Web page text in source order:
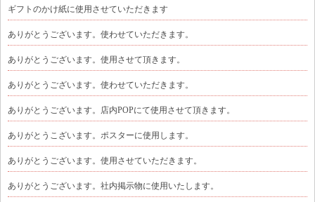
ギフトのかけ紙に使用させていただきます
ありがとうございます。使わせていただきます。
ありがとうございます。使用させて頂きます。
ありがとうございます。使わせていただきます。
ありがとうございます。店内POPにて使用させて頂きます。
ありがとうこざいます。ポスターに使用します。
ありがとうございます。使用させていただきます。
ありがとうございます。社内掲示物に使用いたします。